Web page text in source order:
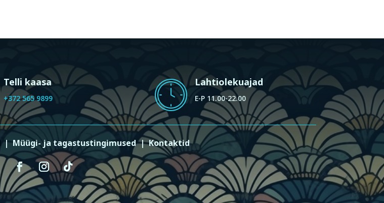
Telli kaasa
+372 565 9899
Lahtiolekuajad
E-P 11.00-22.00
|Müügi- ja tagastustingimused|Kontaktid